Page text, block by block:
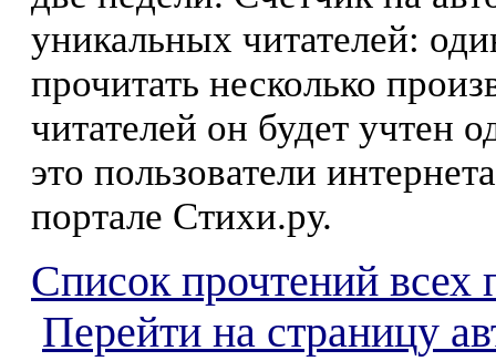
уникальных читателей:
прочитать несколько
читателей он будет учтен
это пользователи
портале Стихи.ру.
Список прочтений всех
Перейти на страницу